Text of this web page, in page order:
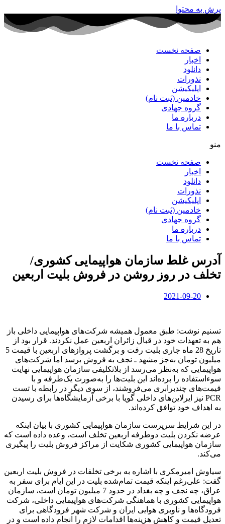
پرش به محتوا
صفحه نخست
اخبار
دانلود
نذورات
اپلیکیشن
خادمین (ثبت نام)
گروه جهادی
درباره ما
تماس با ما
منو
صفحه نخست
اخبار
دانلود
نذورات
اپلیکیشن
خادمین (ثبت نام)
گروه جهادی
درباره ما
تماس با ما
آدرس غلط سازمان هواپیمایی کشوری/
تخلف در روز روشن در فروش بلیت اربعین
2021-09-20
تسنیم نوشت: طبق معمول همیشه شرکت‌های هواپیمایی داخلی باز
هم به تعهدات خود در قبال زائران اربعین عمل نکردند. قرار بود از
تاریخ 28 ماه جاری بلیت رفت و برگشت پروازهای اربعین با قیمت 5
میلیون تومان به‌جز مشهد ـ نجف به فروش برسد اما شرکت‌های
هواپیمایی که به‌نظر می‌رسد از بلاتکلیفی سازمان هواپیمایی نهایت
سوءاستفاده را برده‌اند این بلیت‌ها را به‌صورت یک‌طرفه و با
قیمت‌های چندبرابری می‌فروشند، از سوی دیگر در رابطه با تست
PCR نیز ایرلاین‌های داخلی گویا با برخی آزمایشگاه‌ها برای رسیدن
به اهداف خود توافق کرده‌اند.
در این شرایط سرپرست سازمان هواپیمایی کشوری با بیان اینکه
عرضه نکردن بلیت دوطرفه اربعین تخلف است، وعده داده است که
سازمان هواپیمایی کشوری شکایت از مراکز فروش بلیت را پیگیری
می‌کند.
سیاوش امیرمکری با اشاره به برخی تخلفات در فروش بلیت اربعین
گفت: علی‌رغم اینکه قیمت تمام‌شده بلیت در این ایام برای سفر به
عراق، چه نجف و چه بغداد در حدود 7 میلیون تومان است، سازمان
هواپیمایی کشوری با هماهنگی شرکت‌های هواپیمایی داخلی، شرکت
فرودگاه‌ها و ناوبری هوایی ایران و شرکت شهر فرودگاهی برای
تعدیل قیمت و کاهش هزینه‌ها اقدامات لازم را انجام داده است و در